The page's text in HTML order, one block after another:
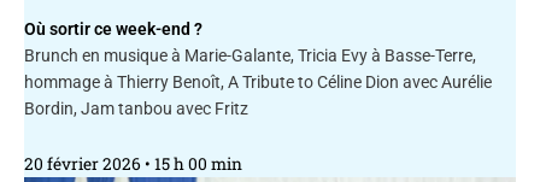
Où sortir ce week-end ?
Brunch en musique à Marie-Galante, Tricia Evy à Basse-Terre,
hommage à Thierry Benoît, A Tribute to Céline Dion avec Aurélie
Bordin, Jam tanbou avec Fritz
20 février 2026 15 h 00 min